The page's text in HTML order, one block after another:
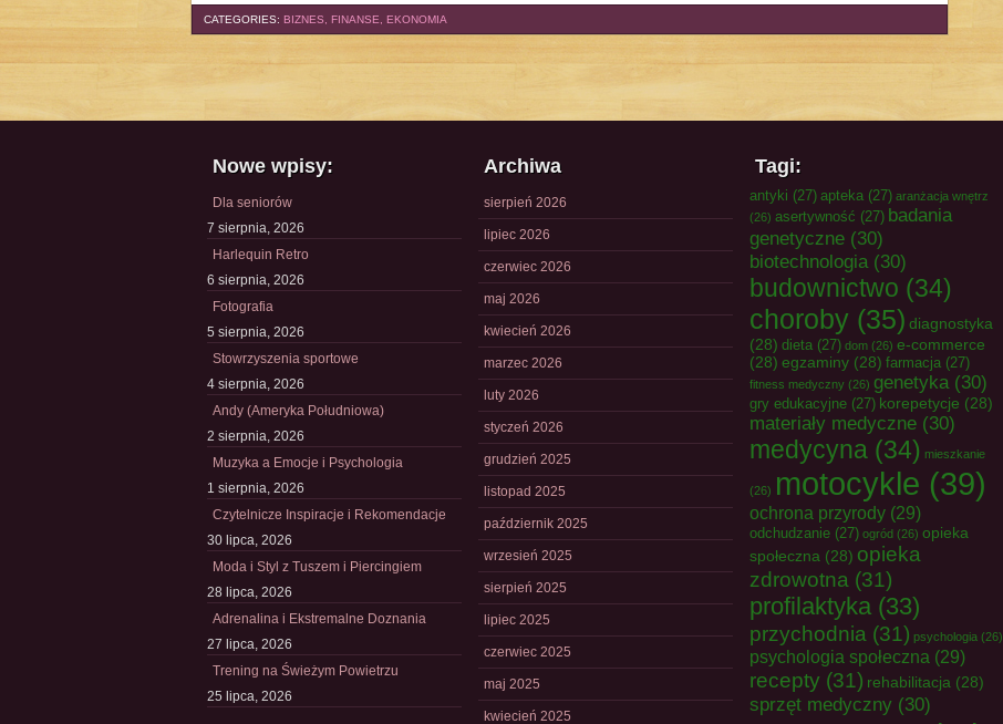
CATEGORIES: BIZNES, FINANSE, EKONOMIA
Nowe wpisy:
Dla seniorów
7 sierpnia, 2026
Harlequin Retro
6 sierpnia, 2026
Fotografia
5 sierpnia, 2026
Stowrzyszenia sportowe
4 sierpnia, 2026
Andy (Ameryka Południowa)
2 sierpnia, 2026
Muzyka a Emocje i Psychologia
1 sierpnia, 2026
Czytelnicze Inspiracje i Rekomendacje
30 lipca, 2026
Moda i Styl z Tuszem i Piercingiem
28 lipca, 2026
Adrenalina i Ekstremalne Doznania
27 lipca, 2026
Trening na Świeżym Powietrzu
25 lipca, 2026
Archiwa
sierpień 2026
lipiec 2026
czerwiec 2026
maj 2026
kwiecień 2026
marzec 2026
luty 2026
styczeń 2026
grudzień 2025
listopad 2025
październik 2025
wrzesień 2025
sierpień 2025
lipiec 2025
czerwiec 2025
maj 2025
kwiecień 2025
Tagi:
antyki (27) apteka (27) aranżacja wnętrz
(26) asertywność (27) badania
genetyczne (30)
biotechnologia(30)
budownictwo (34)
choroby (35) diagnostyka
(28) dieta (27) dom (26) e-commerce
(28) egzaminy (28) farmacja (27)
fitness medyczny (26) genetyka(30)
gry edukacyjne (27) korepetycje (28)
materiały medyczne (30)
medycyna (34) mieszkanie
(26) motocykle (39)
ochrona przyrody (29)
odchudzanie (27) ogród (26) opieka
społeczna (28) opieka
zdrowotna (31)
profilaktyka (33)
przychodnia (31) psychologia (26)
psychologia społeczna (29)
recepty (31) rehabilitacja (28)
sprzęt medyczny (30)